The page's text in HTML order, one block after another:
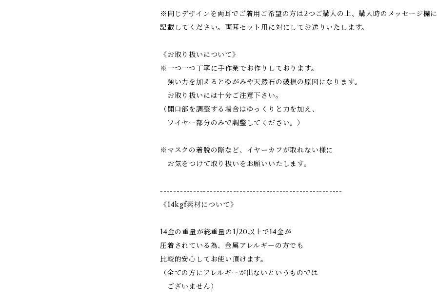
※同じデザインを両耳でご着用ご希望の方は2つご購入の上、購入時のメッセージ欄
記載してください。両耳セット用に対にしてお送りいたします。
《お取り扱いについて》
※一つ一つ丁寧に手作業でお作りしております。
強い力を加えるとゆがみや天然石の破損の原因になります。
お取り扱いには十分ご注意下さい。
（開口部を調整する場合はゆっくりと力を加え、
ワイヤー部分のみで調整してください。）
※マスクの着脱の際など、イヤーカフが取れない様に
お気をつけて取り扱いをお願いいたします。
-------------------------------------------------------
《14kgf素材について》
14金の重量が総重量の1/20以上で14金が
圧着されている為、金属アレルギーの方でも
比較的安心してお使い頂けます。
（全ての方にアレルギーが出ないというものでは
ございません）